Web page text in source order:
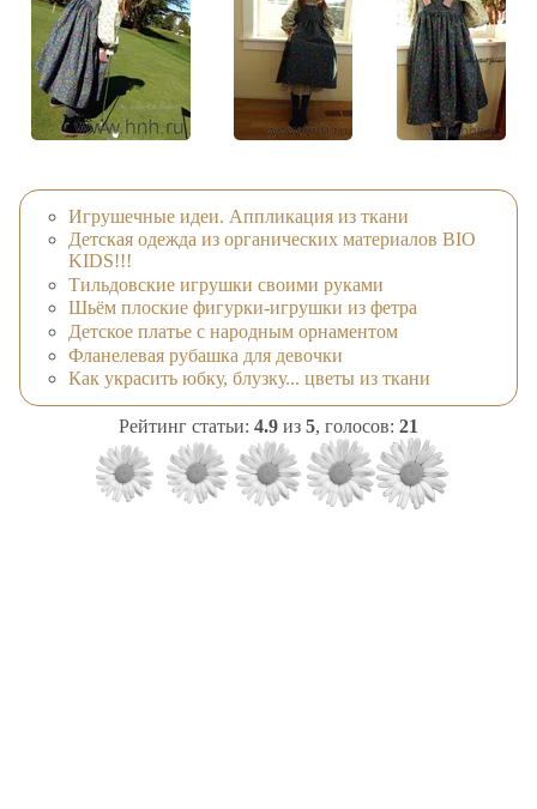
Игрушечные идеи. Аппликация из ткани
Детская одежда из органических материалов BIO
KIDS!!!
Тильдовские игрушки своими руками
Шьём плоские фигурки-игрушки из фетра
Детское платье с народным орнаментом
Фланелевая рубашка для девочки
Как украсить юбку, блузку... цветы из ткани
Рейтинг статьи: 4.9 из 5, голосов: 21